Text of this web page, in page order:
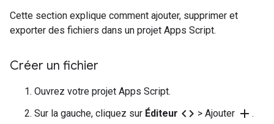
Cette section explique comment ajouter, supprimer et
exporter des fichiers dans un projet Apps Script.
Créer un fichier
Ouvrez votre projet Apps Script.
Sur la gauche, cliquez sur Éditeur code > Ajouter add .